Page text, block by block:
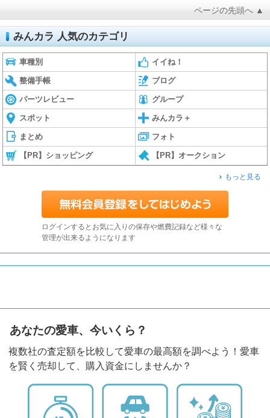
ページの先頭へ ▲
みんカラ 人気のカテゴリ
車種別 イイね！
整備手帳 ブログ
パーツレビュー グループ
スポット みんカラ＋
まとめ フォト
【PR】ショッピング 【PR】オークション
もっと見る
ログインするとお気に入りの保存や燃費記録など様々な
管理が出来るようになります
あなたの愛車、今いくら？
複数社の査定額を比較して愛車の最高額を調べよう！愛車
を賢く売却して、購入資金にしませんか？